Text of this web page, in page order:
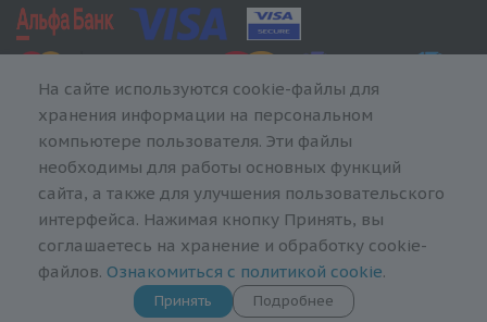
На сайте используются cookie-файлы для
хранения информации на персональном
компьютере пользователя. Эти файлы
необходимы для работы основных функций
сайта, а также для улучшения пользовательского
интерфейса. Нажимая кнопку Принять, вы
соглашаетесь на хранение и обработку cookie-
файлов. Ознакомиться с политикой cookie.
Принять Подробнее